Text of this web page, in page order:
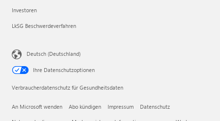
Investoren
LkSG Beschwerdeverfahren
Deutsch (Deutschland)
Ihre Datenschutzoptionen
Verbraucherdatenschutz für Gesundheitsdaten
An Microsoft wenden Abo kündigen Impressum Datenschutz